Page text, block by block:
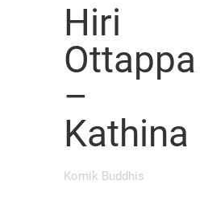
Hiri
Ottappa
–
Kathina
Komik Buddhis